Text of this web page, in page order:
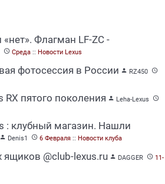
Флагман LF-ZC -
 Среда :: Новости Lexus
фотосессия в России  RZ450 
RX пятого поколения  Leha-Lexus 
: клубный магазин. Нашли
 Denis1  6 Февраля :: Новости клуба
@club-lexus.ru  DAGGER  11-